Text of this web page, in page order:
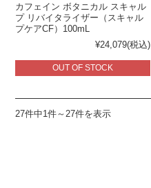
カフェイン ボタニカル スキャル
プ リバイタライザー（スキャル
プケアCF）100mL
¥24,079(税込)
OUT OF STOCK
27件中1件～27件を表示